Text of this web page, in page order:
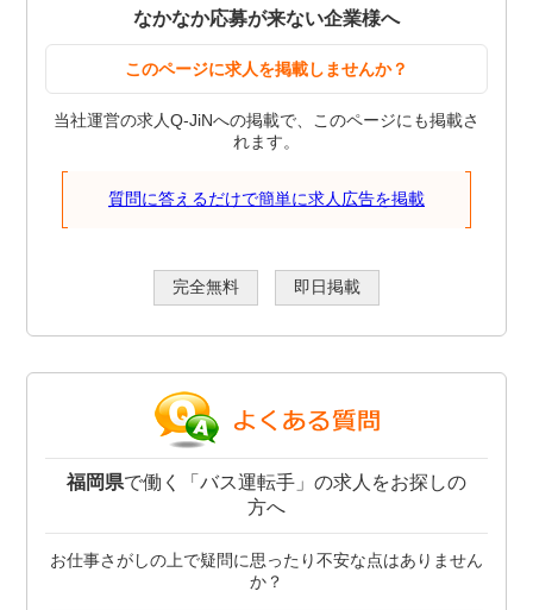
なかなか応募が来ない企業様へ
このページに求人を掲載しませんか？
当社運営の求人Q-JiNへの掲載で、このページにも掲載さ
れます。
質問に答えるだけで簡単に求人広告を掲載
完全無料 即日掲載
福岡県で働く「バス運転手」の求人をお探しの
方へ
お仕事さがしの上で疑問に思ったり不安な点はありません
か？